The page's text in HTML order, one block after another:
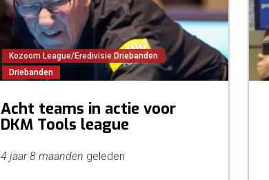
Kozoom League/Eredivisie Driebanden
Driebanden
Acht teams in actie voor
DKM Tools league
4 jaar 8 maanden geleden